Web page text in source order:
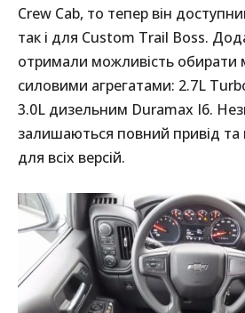
Crew Cab, то тепер він
так і для Custom Trail Boss.
отримали можливість обирати
силовими агрегатами: 2.7L
3.0L дизельним Duramax I6.
залишаються повний привід та
для всіх версій.